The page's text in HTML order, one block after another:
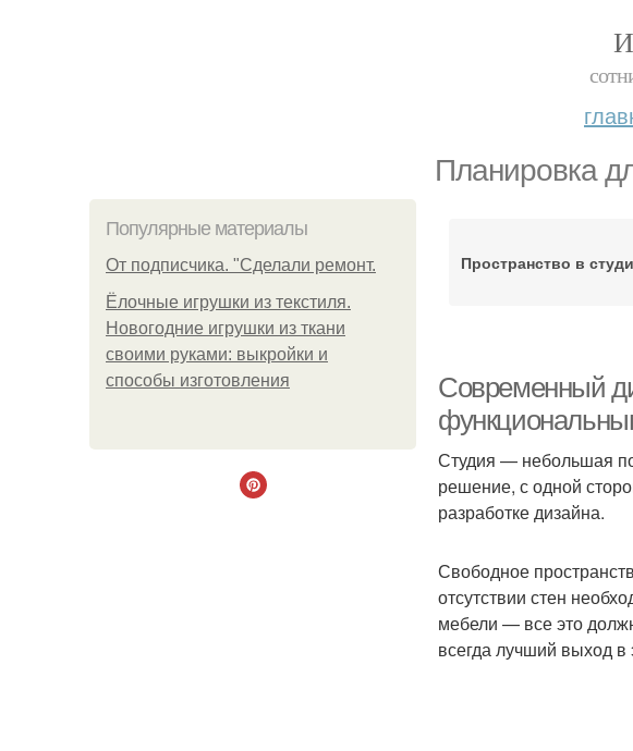
Планировка
Популярные материалы
От подписчика. "Сделали ремонт.
Ёлочные игрушки из текстиля.
Новогодние игрушки из ткани
своими руками: выкройки и
способы изготовления
Пространство в
Современный
Студия — небольшая
решение, с одной
разработке дизайна.
Свободное
отсутствии стен
мебели — все это
всегда лучший выход в